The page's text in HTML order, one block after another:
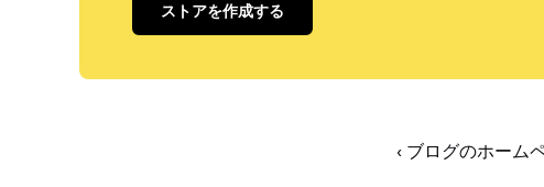
ストアを作成する
‹ ブログのホーム